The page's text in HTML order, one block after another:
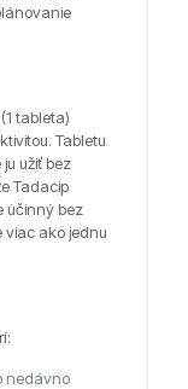
tableta)
Tabletu
užiť bez
Tadacip
účinný bez
viac ako jednu
nedávno